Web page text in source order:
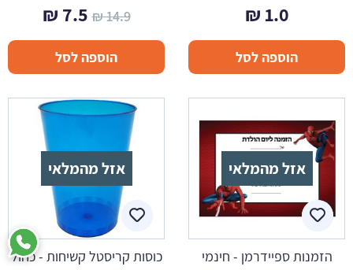
1.0
₪
הוספה לסל
14.9
₪ המחיר
המקורי
היה:
7.5
₪
הוספה לסל
אזל מהמלאי
הזמנות ספיידרמן - חינמי
אזל מהמלאי
כוסות קריסטל קשיחות - כחול